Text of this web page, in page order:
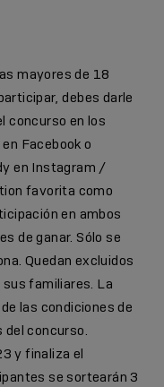
mayores de 18
debes darle
concurso en los
Facebook o
en Instagram /
favorita como
en ambos
de ganar. Sólo se
Quedan excluidos
familiares. La
las condiciones de
concurso.
y finaliza el
se sortearán 3